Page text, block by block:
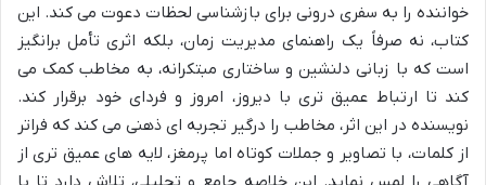
خواننده را به سفری درونی برای بازشناسی لحظات دعوت می کند. این
کتاب، نه صرفاً یک راهنمای مدیریت زمان، بلکه اثری تأمل برانگیز
است که با زبانی دلنشین و ساختاری مبتکرانه، به مخاطب کمک می
کند تا ارتباط عمیق تری با دیروز، امروز و فردای خود برقرار کند.
نویسنده در این اثر، مخاطب را درگیر تجربه ای ذهنی می کند که فراتر
از کلمات، با تصاویر و جملات کوتاه اما پرمغز، لایه های عمیق تری از